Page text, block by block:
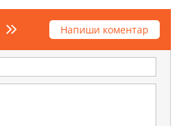
Напиши коментар